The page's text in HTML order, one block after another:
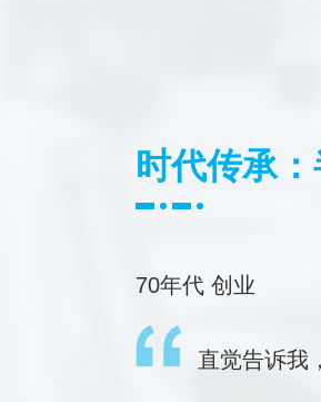
时代传承
70年代 创业
直觉告诉我